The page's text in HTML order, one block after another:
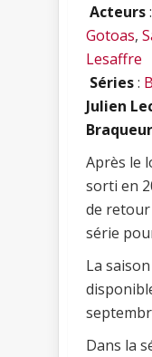
Acteurs:
Gotoas,
Lesaffre
Séries:
Julien
Après le
sorti en
de retour
série
La
Dans la